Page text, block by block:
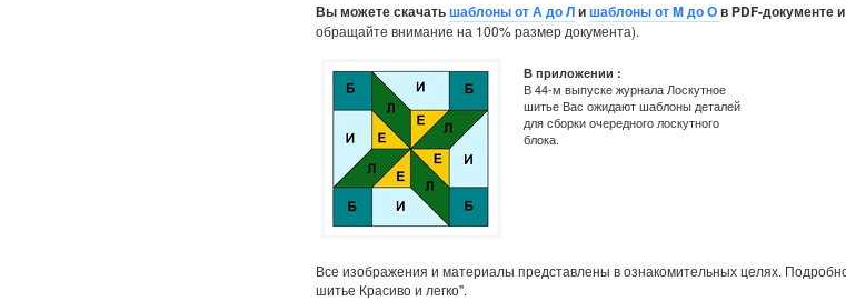
Вы можете скачатьшаблоны от А до Лишаблоны от M до Ов PDF-документе
обращайте внимание на 100% размер документа).
В приложении :
В 44-м выпуске журнала Лоскутное
шитье Вас ожидают шаблоны деталей
для сборки очередного лоскутного
блока.
Все изображения и материалы представлены в ознакомительных целях.
шитье Красиво и легко".